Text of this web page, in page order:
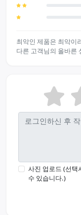
최악인 제품은 최악이
다른 고객님의 올바른
사진 업로드 (선택
수 있습니다.)